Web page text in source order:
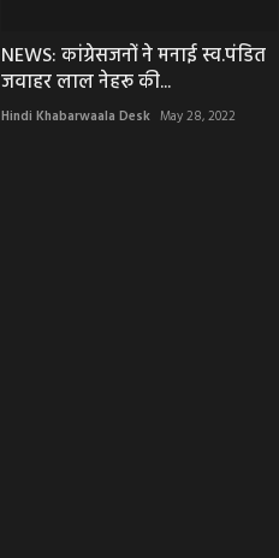
NEWS: कांग्रेसजनों ने मनाई स्व.पंडित
जवाहर लाल नेहरू की...
Hindi Khabarwaala Desk May 28, 2022